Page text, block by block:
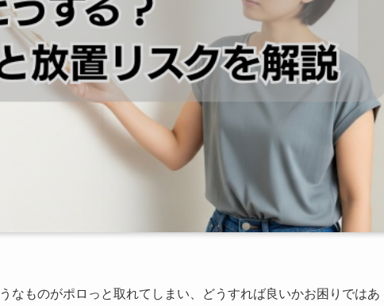
なものがポロっと取れてしまい、どうすれば良いかお困りではあ